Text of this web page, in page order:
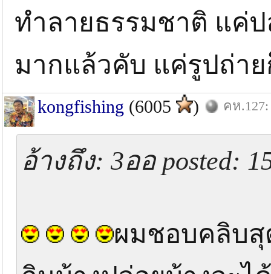
ทำลายธรรมชาติ แค่
มากแล้วคับ แค่รูปถ่า
kongfishing (6005 ) คห
อ้างถึง: 3ออ posted:
ผมชอบคลิบสุ